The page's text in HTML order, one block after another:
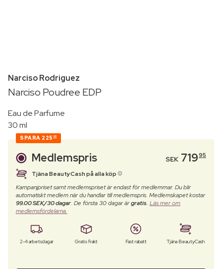
Narciso Rodriguez
Narciso Poudree EDP
Eau de Parfume
30 ml
SPARA 225 00
Medlemspris SEK 71995
Tjäna BeautyCash på alla köp
Kampanjpriset samt medlemspriset är endast för medlemmar. Du blir
automatiskt medlem när du handlar till medlemspris. Medlemskapet kostar
99.00 SEK/30 dagar. De första 30 dagar ärgratis. Läs mer om
medlemsfördelarna.
2-4 arbetsdagar Gratis frakt Fast rabatt Tjäna BeautyCash